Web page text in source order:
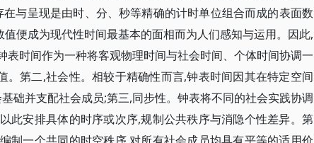
与呈现是由时、分、秒等精确的计时单位组合而成的表面数
便成为现代性时间最基本的面相而为人们感知与运用。因此,
表时间作为一种将客观物理时间与社会时间、个体时间协调一
。第二,社会性。相较于精确性而言,钟表时间因其在特定空间
础并支配社会成员;第三,同步性。钟表将不同的社会实践协调
此安排具体的时序或次序,规制公共秩序与消隐个性差异。第